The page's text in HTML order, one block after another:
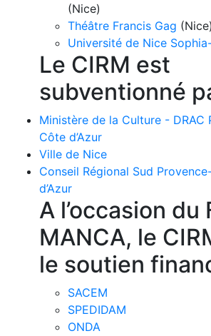
(Nice)
Théâtre Francis Gag (Nice)
Université de Nice
Le CIRM est
subventionné
Ministère de la Culture - DRAC
Côte d’Azur
Ville de Nice
Conseil Régional Sud
d’Azur
A l’occasion du
MANCA, le
le soutien
SACEM
SPEDIDAM
ONDA